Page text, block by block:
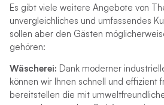
Es gibt viele weitere Angebote von
unvergleichliches und umfassendes
sollen aber den Gästen
gehören:
Wäscherei: Dank moderner
können wir Ihnen schnell und effizient
bereitstellen die mit